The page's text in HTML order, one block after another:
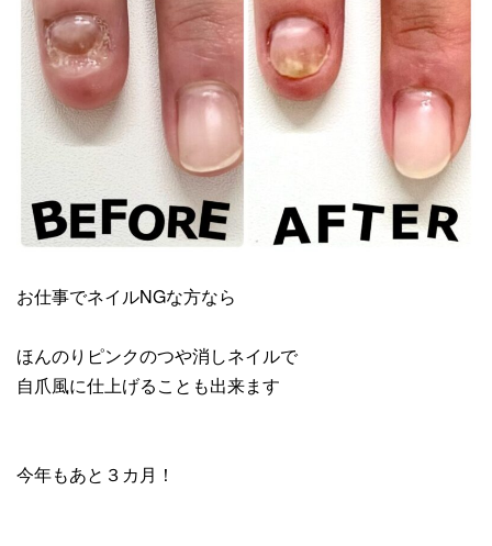
お仕事でネイルNGな方なら
ほんのりピンクのつや消しネイルで
自爪風に仕上げることも出来ます
今年もあと３カ月！